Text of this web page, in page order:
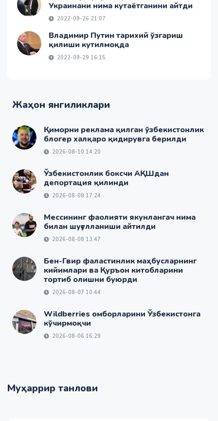
Украинани нима кутаётганини айтди
2022-09-26 21:07
Владимир Путин тарихий ўзгариш
қилиши кутилмоқда
2022-09-29 16:15
Жаҳон янгиликлари
Қиморни реклама қилган ўзбекистонлик
блогер халқаро қидирувга берилди
2026-08-10 14:20
Ўзбекистонлик боксчи АҚШдан
депортация қилинди
2026-08-08 17:24
Мессининг фаолияти якунлангач нима
билан шуғулланиши айтилди
2026-08-08 13:47
Бен-Гвир фаластинлик маҳбусларнинг
кийимлари ва Қуръон китобларини
тортиб олишни буюрди
2026-08-07 10:44
Wildberries омборларини Ўзбекистонга
кўчирмоқчи
2026-08-06 16:29
Муҳаррир танлови